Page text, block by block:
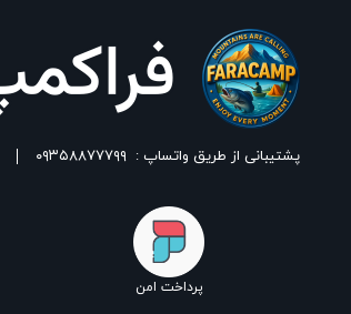
پشتیبانی از طریق واتساپ :۰۹۳۵۸۸۷۷۷۹۹
پرداخت امن